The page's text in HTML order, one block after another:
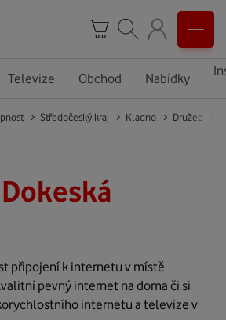
Televize Obchod Nabídky
Středočeský kraj Kladno Družec
Dokeská
připojení k internetu v místě
pevný internet na doma či si
internetu a televize v